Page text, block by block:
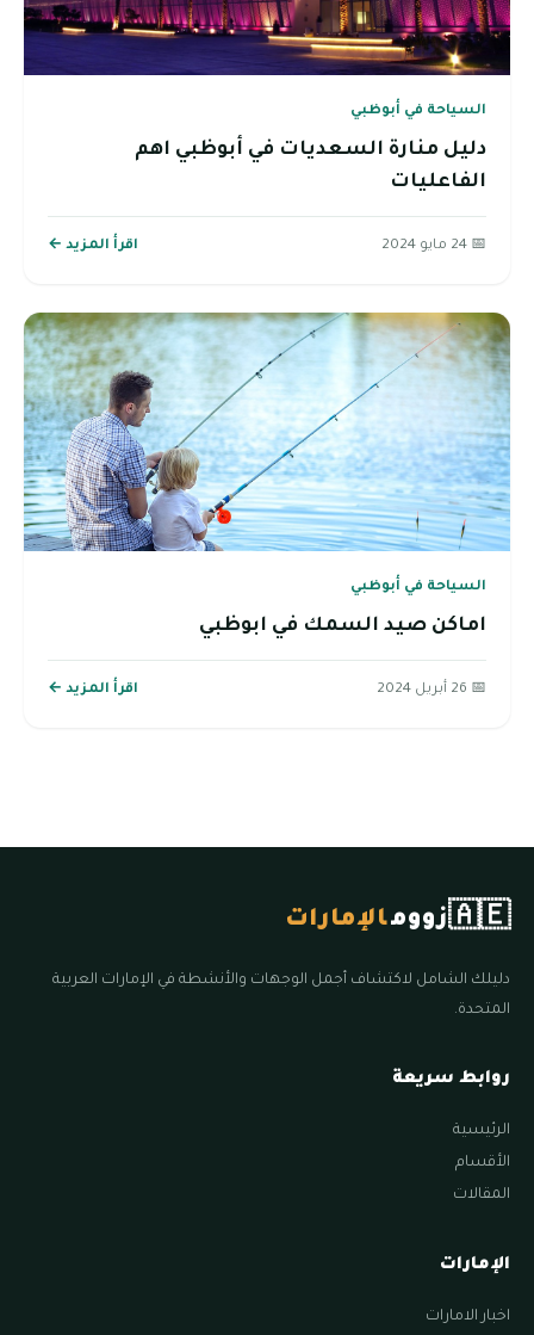
السياحة في أبوظبي
دليل منارة السعديات في أبوظبي اهم
الفاعليات
📅 24 مايو 2024 اقرأ المزيد ←
السياحة في أبوظبي
اماكن صيد السمك في ابوظبي
📅 26 أبريل 2024 اقرأ المزيد ←
🇦🇪زوومالإمارات
دليلك الشامل لاكتشاف أجمل الوجهات والأنشطة في الإمارات العربية
المتحدة.
روابط سريعة
الرئيسية
الأقسام
المقالات
الإمارات
اخبار الامارات